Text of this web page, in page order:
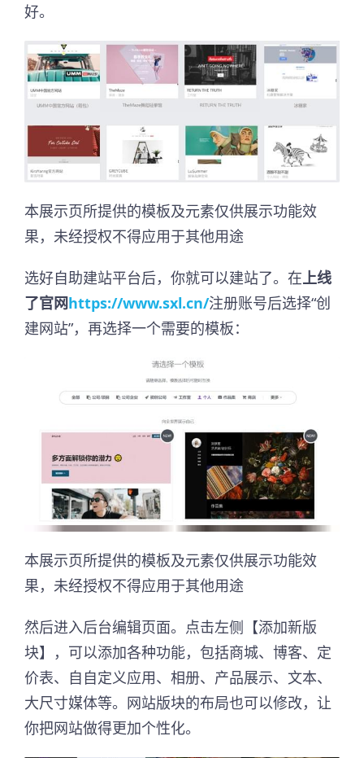
好。
本展示页所提供的模板及元素仅供展示功能效
果，未经授权不得应用于其他用途
选好自助建站平台后，你就可以建站了。在上线
了官网https://www.sxl.cn/注册账号后选择“创
建网站”，再选择一个需要的模板：
本展示页所提供的模板及元素仅供展示功能效
果，未经授权不得应用于其他用途
然后进入后台编辑页面。点击左侧【添加新版
块】，可以添加各种功能，包括商城、博客、定
价表、自自定义应用、相册、产品展示、文本、
大尺寸媒体等。网站版块的布局也可以修改，让
你把网站做得更加个性化。